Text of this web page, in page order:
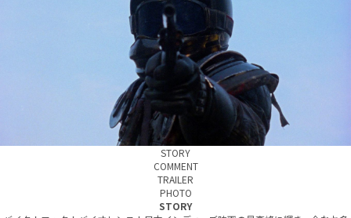
STORY
COMMENT
TRAILER
PHOTO
STORY